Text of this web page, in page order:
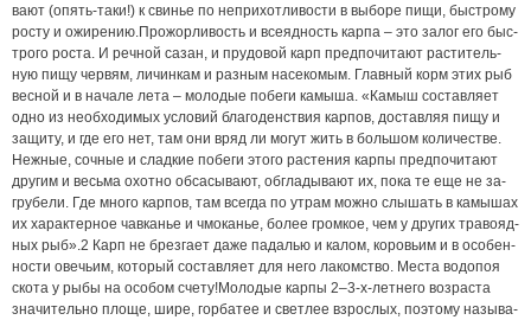
ва­ют (опять-та­ки!) к сви­нье по не­при­хот­ли­вос­ти в вы­бо­ре пи­щи, быс­т­ро­му
рос­ту и ожи­ре­нию.Про­жор­ли­вость и все­яд­ность кар­па – это за­лог его быс­
т­ро­го рос­та. И реч­ной са­зан, и пру­до­вой карп пред­по­чи­та­ют рас­ти­тель­
ную пи­щу чер­вям, ли­чин­кам и раз­ным на­се­ко­мым. Глав­ный корм этих рыб
вес­ной и в на­ча­ле ле­та – мо­ло­дые по­бе­ги ка­мы­ша. «Ка­мыш со­став­ля­ет
од­но из не­об­хо­ди­мых усло­вий бла­го­ден­ст­вия кар­пов, дос­тав­ляя пи­щу и
за­щи­ту, и где его нет, там они вряд ли мо­гут жить в боль­шом ко­ли­чес­т­ве.
Неж­ные, соч­ные и слад­кие по­бе­ги это­го рас­те­ния кар­пы пред­по­чи­та­ют
дру­гим и весь­ма охот­но об­са­сы­ва­ют, об­г­ла­ды­ва­ют их, по­ка те еще не за­
гру­бе­ли. Где мно­го кар­пов, там всег­да по ут­рам мож­но слы­шать в ка­мы­шах
их ха­рак­тер­ное чав­ка­нье и чмо­ка­нье, бо­лее гром­кое, чем у дру­гих тра­во­яд­
ных рыб».2 Карп не брез­га­ет да­же па­да­лью и ка­лом, ко­ро­вьим и в осо­бен­
нос­ти ове­чьим, ко­то­рый со­став­ля­ет для не­го ла­ком­ст­во. Мес­та во­до­поя
ско­та у ры­бы на осо­бом сче­ту!Мо­ло­дые кар­пы 2–3-х-лет­не­го воз­рас­та
зна­чи­тель­но пло­ще, ши­ре, гор­ба­тее и свет­лее взрос­лых, по­это­му на­зы­ва­